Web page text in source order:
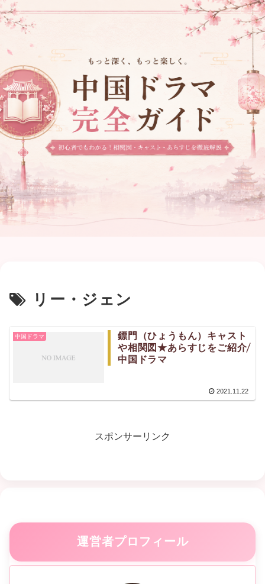
リー・ジェン
中国ドラマ
鏢門（ひょうもん）キャスト
や相関図★あらすじをご紹介/
中国ドラマ
2021.11.22
スポンサーリンク
運営者プロフィール